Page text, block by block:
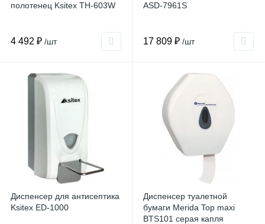
полотенец Ksitex TH-603W
4 492 ₽ /шт
ASD-7961S
17 809 ₽ /шт
Диспенсер для антисептика
Ksitex ED-1000
Диспенсер туалетной
бумаги Merida Top maxi
BTS101 серая капля